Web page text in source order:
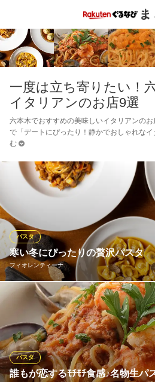
一度は立ち寄りたい！
イタリアンのお店9選
六本木でおすすめの美味しいイタリアンの
で「デートにぴったり！静かでおしゃれな
む
寒い冬にぴったりの贅沢パスタ
フィオレンティーナ
パスタ
北イタリアの郷土料理を風味豊かに
ー。仔牛肉やハーブなどを生地に詰
スープでいただく温かい生パスタや
っくりと煮込んだ鴨肉のパスタなど
も温まる贅沢な冬のイタリアンメニ
す。
誰もが恋するﾓﾁﾓﾁ食感♪名物生パ
パスタ